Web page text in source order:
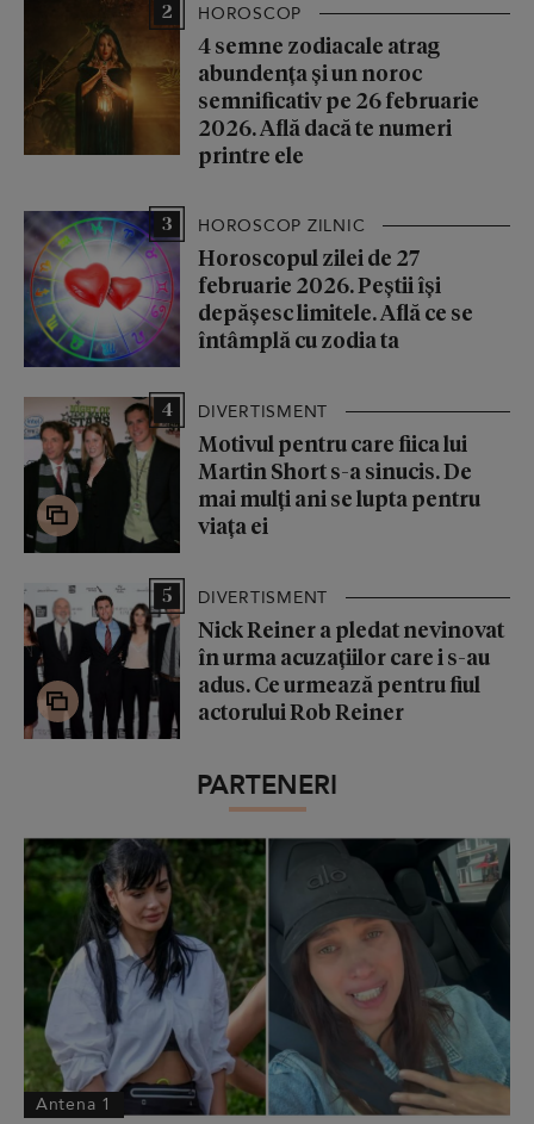
2 HOROSCOP
4 semne zodiacale atrag
abundența și un noroc
semnificativ pe 26 februarie
2026. Află dacă te numeri
printre ele
3 HOROSCOP ZILNIC
Horoscopul zilei de 27
februarie 2026. Peștii își
depășesc limitele. Află ce se
întâmplă cu zodia ta
4 DIVERTISMENT
Motivul pentru care fiica lui
Martin Short s-a sinucis. De
mai mulți ani se lupta pentru
viața ei
5 DIVERTISMENT
Nick Reiner a pledat nevinovat
în urma acuzațiilor care i s-au
adus. Ce urmează pentru fiul
actorului Rob Reiner
PARTENERI
Antena 1